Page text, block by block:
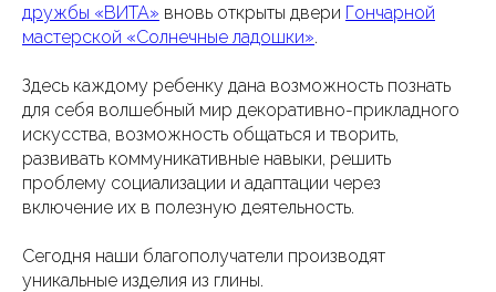
дружбы «ВИТА» вновь открыты двери Гончарной
мастерской «Солнечные ладошки».
Здесь каждому ребенку дана возможность познать
для себя волшебный мир декоративно-прикладного
искусства, возможность общаться и творить,
развивать коммуникативные навыки, решить
проблему социализации и адаптации через
включение их в полезную деятельность.
Сегодня наши благополучатели производят
уникальные изделия из глины.